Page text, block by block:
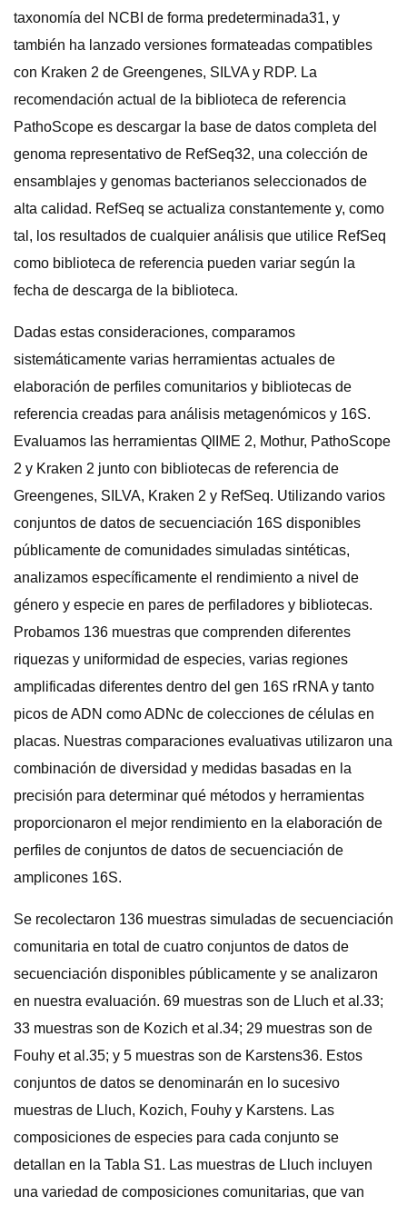
taxonomía del NCBI de forma predeterminada31, y
también ha lanzado versiones formateadas compatibles
con Kraken 2 de Greengenes, SILVA y RDP. La
recomendación actual de la biblioteca de referencia
PathoScope es descargar la base de datos completa del
genoma representativo de RefSeq32, una colección de
ensamblajes y genomas bacterianos seleccionados de
alta calidad. RefSeq se actualiza constantemente y, como
tal, los resultados de cualquier análisis que utilice RefSeq
como biblioteca de referencia pueden variar según la
fecha de descarga de la biblioteca.
Dadas estas consideraciones, comparamos
sistemáticamente varias herramientas actuales de
elaboración de perfiles comunitarios y bibliotecas de
referencia creadas para análisis metagenómicos y 16S.
Evaluamos las herramientas QIIME 2, Mothur, PathoScope
2 y Kraken 2 junto con bibliotecas de referencia de
Greengenes, SILVA, Kraken 2 y RefSeq. Utilizando varios
conjuntos de datos de secuenciación 16S disponibles
públicamente de comunidades simuladas sintéticas,
analizamos específicamente el rendimiento a nivel de
género y especie en pares de perfiladores y bibliotecas.
Probamos 136 muestras que comprenden diferentes
riquezas y uniformidad de especies, varias regiones
amplificadas diferentes dentro del gen 16S rRNA y tanto
picos de ADN como ADNc de colecciones de células en
placas. Nuestras comparaciones evaluativas utilizaron una
combinación de diversidad y medidas basadas en la
precisión para determinar qué métodos y herramientas
proporcionaron el mejor rendimiento en la elaboración de
perfiles de conjuntos de datos de secuenciación de
amplicones 16S.
Se recolectaron 136 muestras simuladas de secuenciación
comunitaria en total de cuatro conjuntos de datos de
secuenciación disponibles públicamente y se analizaron
en nuestra evaluación. 69 muestras son de Lluch et al.33;
33 muestras son de Kozich et al.34; 29 muestras son de
Fouhy et al.35; y 5 muestras son de Karstens36. Estos
conjuntos de datos se denominarán en lo sucesivo
muestras de Lluch, Kozich, Fouhy y Karstens. Las
composiciones de especies para cada conjunto se
detallan en la Tabla S1. Las muestras de Lluch incluyen
una variedad de composiciones comunitarias, que van